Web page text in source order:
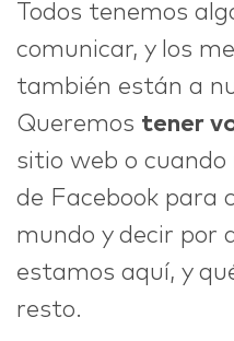
Todos tenemos
comunicar, y los
también están a
Queremos tener
sitio web o
de Facebook para
mundo y decir por
estamos aquí, y
resto.
hi@nett.mx